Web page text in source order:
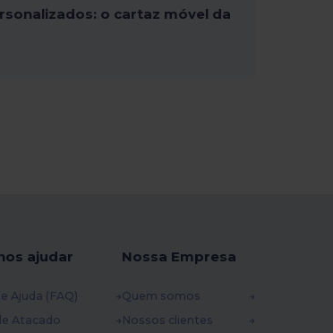
o cartaz móvel da
ajudar
Ajuda (FAQ)
Atacado
Nossa Empresa
Quem somos
Nossos clientes